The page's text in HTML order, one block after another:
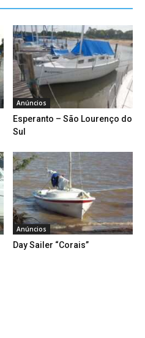
Anúncios
Esperanto – São Lourenço do
Sul
Anúncios
Day Sailer “Corais”